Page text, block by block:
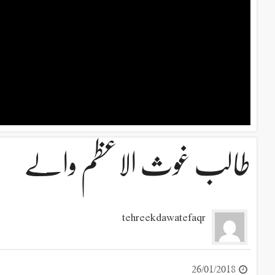
طالب غوث الاعظم والے
tehreekdawatefaqr
26/01/2018